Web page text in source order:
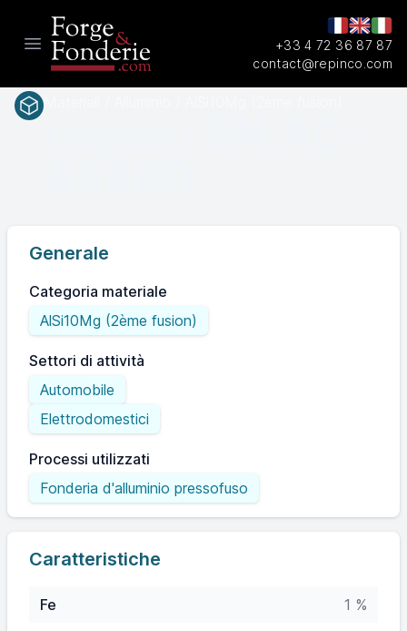
Open main menu
+33 4 72 36 87 87
contact@repinco.com
Generale
Categoria materiale
AlSi10Mg (2ème fusion)
Settori di attività
Automobile
Elettrodomestici
Processi utilizzati
Fonderia d'alluminio pressofuso
Caratteristiche
Fe
1 %